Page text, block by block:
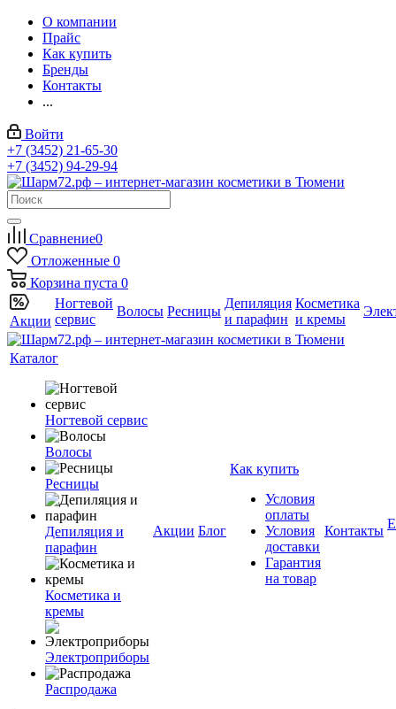
О компании
Прайс
Как купить
Бренды
Контакты
...
Войти
+7 (3452) 21-65-30
+7 (3452) 94-29-94
Сравнение0
Отложенные 0
Корзина пуста 0
Акции
Ногтевой
сервис
Волосы Ресницы
Депиляция
и парафин
Косметика
и кремы
Каталог
Ногтевой сервис
Волосы
Ресницы
Депиляция и
парафин
Косметика и
кремы
Электроприборы
Распродажа
Акции Блог
Как купить
Условия
оплаты
Условия
доставки
Гарантия
на товар
Контакты